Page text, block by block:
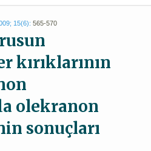
15(6): 565-570
kırıklarının
olekranon
sonuçları